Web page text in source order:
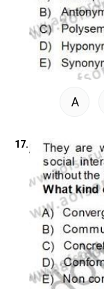
A
17.